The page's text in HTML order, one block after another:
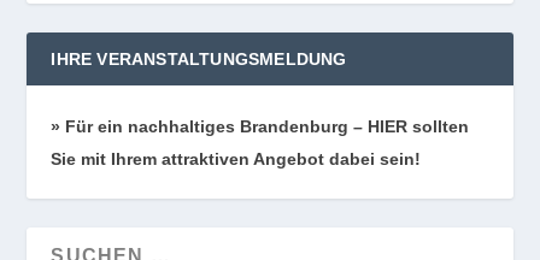
IHRE VERANSTALTUNGSMELDUNG
» Für ein nach­hal­ti­ges Bran­den­burg – HIER soll­ten
Sie mit Ihrem attrak­ti­ven Ange­bot dabei sein!